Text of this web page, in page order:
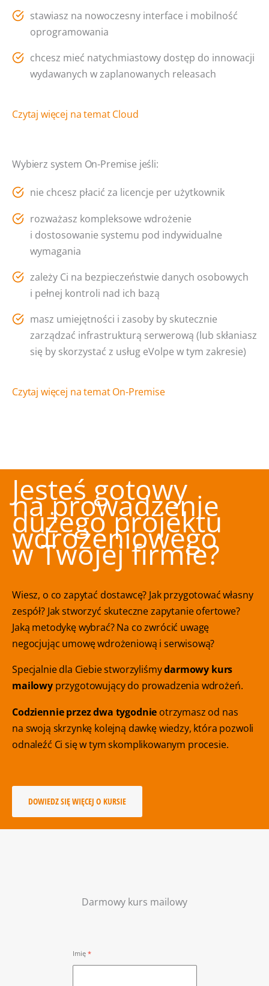
stawiasz na nowoczesny interface i mobilność
oprogramowania
chcesz mieć natychmiastowy dostęp do innowacji
wydawanych w zaplanowanych releasach
Czytaj więcej na temat Cloud
Wybierz system On-Premise jeśli:
nie chcesz płacić za licencje per użytkownik
rozważasz kompleksowe wdrożenie
i dostosowanie systemu pod indywidualne
wymagania
zależy Ci na bezpieczeństwie danych osobowych
i pełnej kontroli nad ich bazą
masz umiejętności i zasoby by skutecznie
zarządzać infrastrukturą serwerową (lub skłaniasz
się by skorzystać z usług eVolpe w tym zakresie)
Czytaj więcej na temat On-Premise
Jesteś gotowy
na prowadzenie
dużego projektu
wdrożeniowego
w Twojej firmie?
Wiesz, o co zapytać dostawcę? Jak przygotować własny
zespół? Jak stworzyć skuteczne zapytanie ofertowe?
Jaką metodykę wybrać? Na co zwrócić uwagę
negocjując umowę wdrożeniową i serwisową?
Specjalnie dla Ciebie stworzyliśmydarmowy kurs
mailowyprzygotowujący do prowadzenia wdrożeń.
Codziennie przez dwa tygodnie otrzymasz od nas
na swoją skrzynkę kolejną dawkę wiedzy, która pozwoli
odnaleźć Ci się w tym skomplikowanym procesie.
DOWIEDZ SIĘ WIĘCEJ O KURSIE
Darmowy kurs mailowy
Imię